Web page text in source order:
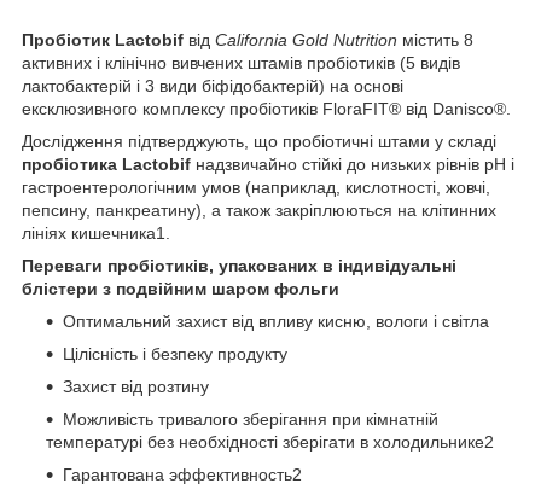
Пробіотик Lactobif від California Gold Nutrition містить 8
активних і клінічно вивчених штамів пробіотиків (5 видів
лактобактерій і 3 види біфідобактерій) на основі
ексклюзивного комплексу пробіотиків FloraFIT® від Danisco®.
Дослідження підтверджують, що пробіотичні штами у складі
пробіотика Lactobif надзвичайно стійкі до низьких рівнів pH і
гастроентерологічним умов (наприклад, кислотності, жовчі,
пепсину, панкреатину), а також закріплюються на клітинних
лініях кишечника1.
Переваги пробіотиків, упакованих в індивідуальні
блістери з подвійним шаром фольги
Оптимальний захист від впливу кисню, вологи і світла
Цілісність і безпеку продукту
Захист від розтину
Можливість тривалого зберігання при кімнатній
температурі без необхідності зберігати в холодильнике2
Гарантована эффективность2